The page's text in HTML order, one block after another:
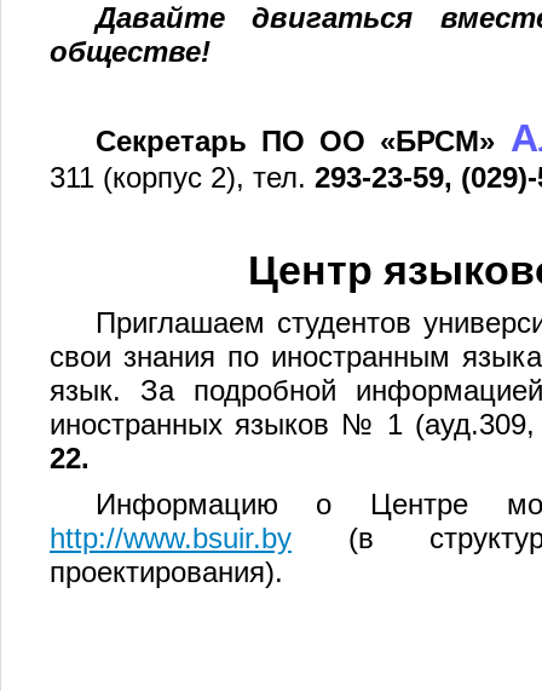
Давайте двигаться
обществе!
Секретарь ПО ОО «БРСМ»
311 (корпус 2), тел. 293-23-59,
Центр
Приглашаем студентов
свои знания по иностранным
язык. За подробной
иностранных языков № 1
22.
Информацию о Центре
http://www.bsuir.by (в
проектирования).